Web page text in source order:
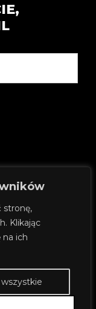
stronę,
Klikając
na ich